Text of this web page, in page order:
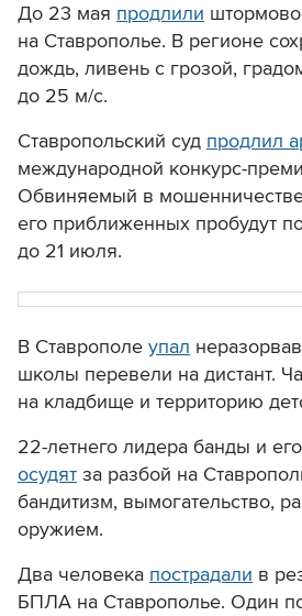
До 23 мая продлили
на Ставрополье. В регионе
дождь, ливень с грозой,
до 25 м/с.
Ставропольский суд продлил
международной конкурс-
Обвиняемый в
его приближенных пробудут
до 21 июля.
В Ставрополе упал
школы перевели на дистант.
на кладбище и территорию
22-летнего лидера банды и
осудят за разбой на
бандитизм, вымогательство,
оружием.
Два человека пострадали в
БПЛА на Ставрополье. Один